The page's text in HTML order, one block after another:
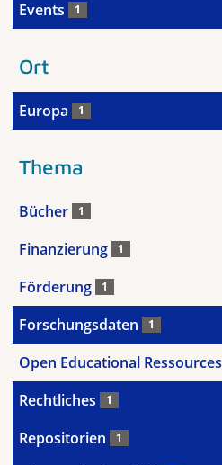
Events 1
Ort
Europa 1
Thema
Bücher 1
Finanzierung 1
Förderung 1
Forschungsdaten 1
Open Educational Ressources
Rechtliches 1
Repositorien 1